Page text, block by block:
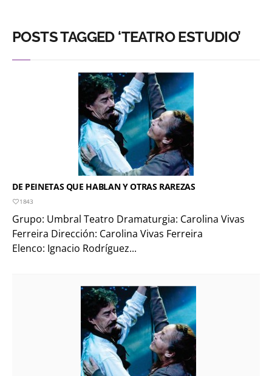
POSTS TAGGED ‘TEATRO ESTUDIO’
DE PEINETAS QUE HABLAN Y OTRAS RAREZAS
1843
Grupo: Umbral Teatro Dramaturgia: Carolina Vivas
Ferreira Dirección: Carolina Vivas Ferreira
Elenco: Ignacio Rodríguez...